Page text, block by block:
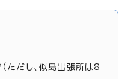
だし、似島出張所は8